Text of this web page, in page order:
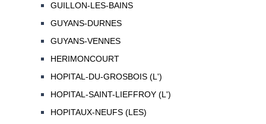
GUILLON-LES-BAINS
GUYANS-DURNES
GUYANS-VENNES
HERIMONCOURT
HOPITAL-DU-GROSBOIS (L')
HOPITAL-SAINT-LIEFFROY (L')
HOPITAUX-NEUFS (LES)